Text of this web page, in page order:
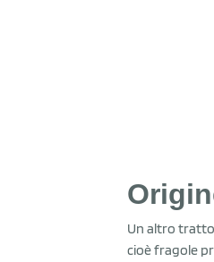
Un altro tratto
cioè fragole